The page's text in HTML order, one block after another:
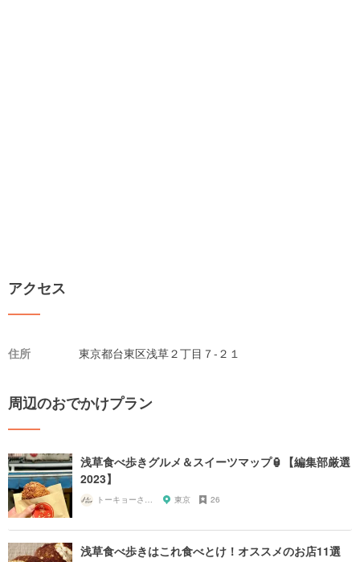
アクセス
住所 東京都台東区浅草２丁目７-２１
周辺のおでかけプラン
浅草食べ歩きグルメ＆スイーツマップ🏮【編集部厳選
2023】
東京 26
浅草食べ歩きはこれ食べとけ！オススメのお店11選